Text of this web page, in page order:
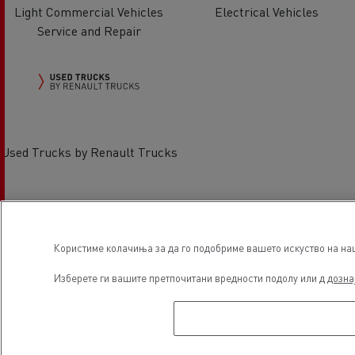
Light Commercial Vehicles
Service and Repair
Electrical Vehicles
Used Trucks by Renault Trucks
Користиме колачиња за да го подобриме вашето искуство на
Изберете ги вашите претпочитани вредности подолу или д